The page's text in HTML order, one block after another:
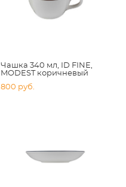
Чашка 340 мл, ID FINE,
MODEST коричневый
800 pуб.